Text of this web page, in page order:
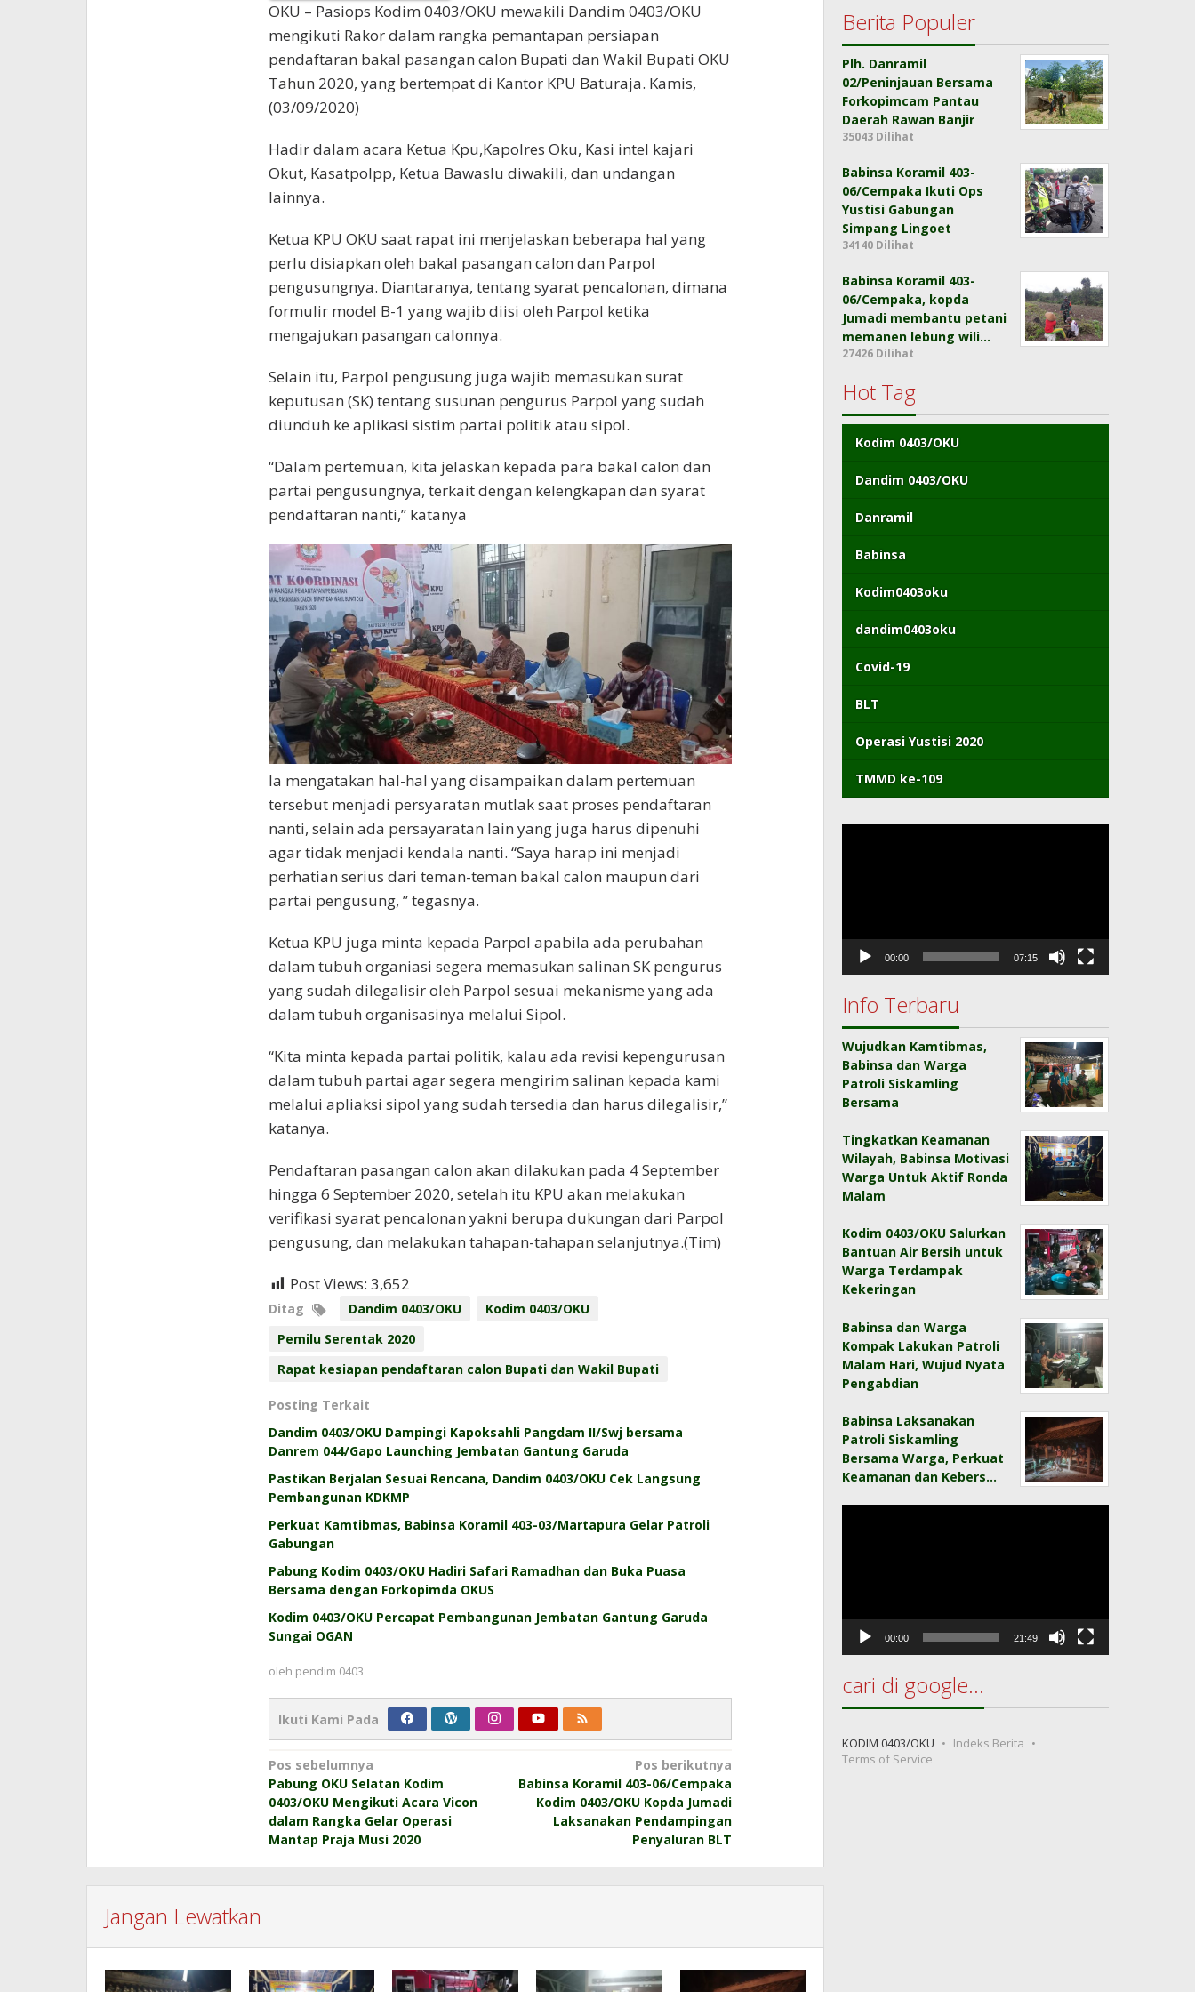
OKU – Pasiops Kodim 0403/OKU mewakili Dandim 0403/OKU
mengikuti Rakor dalam rangka pemantapan persiapan
pendaftaran bakal pasangan calon Bupati dan Wakil Bupati OKU
Tahun 2020, yang bertempat di Kantor KPU Baturaja. Kamis,
(03/09/2020)
Hadir dalam acara Ketua Kpu,Kapolres Oku, Kasi intel kajari
Okut, Kasatpolpp, Ketua Bawaslu diwakili, dan undangan
lainnya.
Ketua KPU OKU saat rapat ini menjelaskan beberapa hal yang
perlu disiapkan oleh bakal pasangan calon dan Parpol
pengusungnya. Diantaranya, tentang syarat pencalonan, dimana
formulir model B-1 yang wajib diisi oleh Parpol ketika
mengajukan pasangan calonnya.
Selain itu, Parpol pengusung juga wajib memasukan surat
keputusan (SK) tentang susunan pengurus Parpol yang sudah
diunduh ke aplikasi sistim partai politik atau sipol.
“Dalam pertemuan, kita jelaskan kepada para bakal calon dan
partai pengusungnya, terkait dengan kelengkapan dan syarat
pendaftaran nanti,” katanya
Ia mengatakan hal-hal yang disampaikan dalam pertemuan
tersebut menjadi persyaratan mutlak saat proses pendaftaran
nanti, selain ada persayaratan lain yang juga harus dipenuhi
agar tidak menjadi kendala nanti. “Saya harap ini menjadi
perhatian serius dari teman-teman bakal calon maupun dari
partai pengusung, ” tegasnya.
Ketua KPU juga minta kepada Parpol apabila ada perubahan
dalam tubuh organiasi segera memasukan salinan SK pengurus
yang sudah dilegalisir oleh Parpol sesuai mekanisme yang ada
dalam tubuh organisasinya melalui Sipol.
“Kita minta kepada partai politik, kalau ada revisi kepengurusan
dalam tubuh partai agar segera mengirim salinan kepada kami
melalui apliaksi sipol yang sudah tersedia dan harus dilegalisir,”
katanya.
Pendaftaran pasangan calon akan dilakukan pada 4 September
hingga 6 September 2020, setelah itu KPU akan melakukan
verifikasi syarat pencalonan yakni berupa dukungan dari Parpol
pengusung, dan melakukan tahapan-tahapan selanjutnya.(Tim)
Post Views: 3,652
Ditag Dandim 0403/OKU
Kodim 0403/OKU
Pemilu Serentak 2020
Rapat kesiapan pendaftaran calon Bupati dan Wakil Bupati
Posting Terkait
Dandim 0403/OKU Dampingi Kapoksahli Pangdam II/Swj bersama
Danrem 044/Gapo Launching Jembatan Gantung Garuda
Pastikan Berjalan Sesuai Rencana, Dandim 0403/OKU Cek Langsung
Pembangunan KDKMP
Perkuat Kamtibmas, Babinsa Koramil 403-03/Martapura Gelar Patroli
Gabungan
Pabung Kodim 0403/OKU Hadiri Safari Ramadhan dan Buka Puasa
Bersama dengan Forkopimda OKUS
Kodim 0403/OKU Percapat Pembangunan Jembatan Gantung Garuda
Sungai OGAN
oleh pendim 0403
Ikuti Kami Pada
Navigasi
pos
Pos sebelumnya
Pabung OKU Selatan Kodim
0403/OKU Mengikuti Acara Vicon
dalam Rangka Gelar Operasi
Mantap Praja Musi 2020
Pos berikutnya
Babinsa Koramil 403-06/Cempaka
Kodim 0403/OKU Kopda Jumadi
Laksanakan Pendampingan
Penyaluran BLT
Jangan Lewatkan
Berita Populer
Plh. Danramil
02/Peninjauan Bersama
Forkopimcam Pantau
Daerah Rawan Banjir
35043 Dilihat
Babinsa Koramil 403-
06/Cempaka Ikuti Ops
Yustisi Gabungan
Simpang Lingoet
34140 Dilihat
Babinsa Koramil 403-
06/Cempaka, kopda
Jumadi membantu petani
memanen lebung wili…
27426 Dilihat
Hot Tag
Kodim 0403/OKU
Dandim 0403/OKU
Danramil
Babinsa
Kodim0403oku
dandim0403oku
Covid-19
BLT
Operasi Yustisi 2020
TMMD ke-109
00:00 07:15
Info Terbaru
Wujudkan Kamtibmas,
Babinsa dan Warga
Patroli Siskamling
Bersama
Tingkatkan Keamanan
Wilayah, Babinsa Motivasi
Warga Untuk Aktif Ronda
Malam
Kodim 0403/OKU Salurkan
Bantuan Air Bersih untuk
Warga Terdampak
Kekeringan
Babinsa dan Warga
Kompak Lakukan Patroli
Malam Hari, Wujud Nyata
Pengabdian
Babinsa Laksanakan
Patroli Siskamling
Bersama Warga, Perkuat
Keamanan dan Kebers…
00:00 21:49
cari di google…
KODIM 0403/OKU
Indeks Berita
Terms of Service